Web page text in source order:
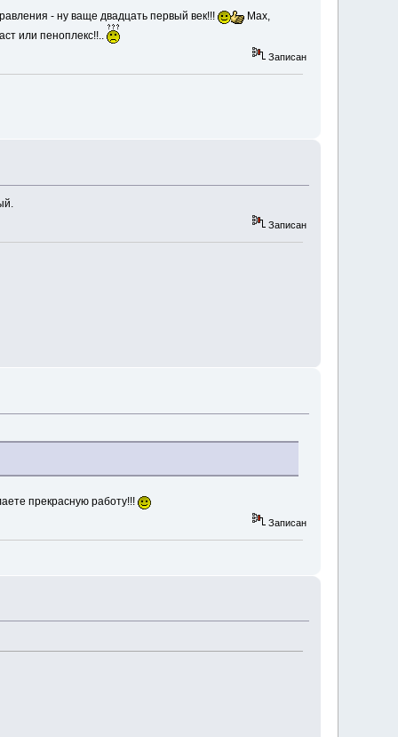
- ну ваще двадцать первый век!!!
Max,
или пеноплекс!!..
Записан
Записан
прекрасную работу!!!
Записан